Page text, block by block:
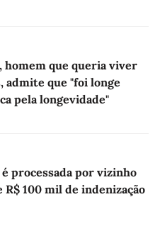
homem que queria viver
admite que "foi longe
pela longevidade"
é processada por vizinho
R$ 100 mil de indenização